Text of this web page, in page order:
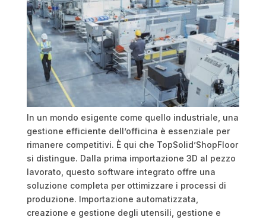
In un mondo esigente come quello industriale, una
gestione efficiente dell’officina è essenziale per
rimanere competitivi. È qui che TopSolid’ShopFloor
si distingue. Dalla prima importazione 3D al pezzo
lavorato, questo software integrato offre una
soluzione completa per ottimizzare i processi di
produzione. Importazione automatizzata,
creazione e gestione degli utensili, gestione e